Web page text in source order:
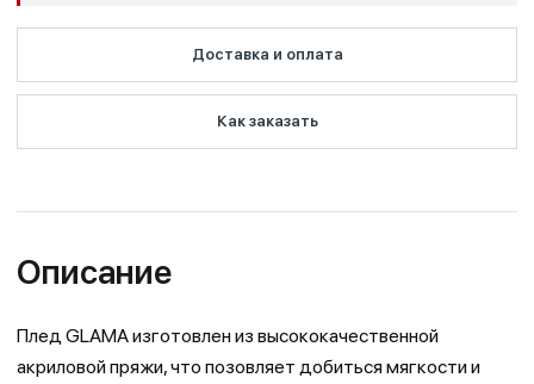
Доставка и оплата
Как заказать
Описание
Плед GLAMA изготовлен из высококачественной
акриловой пряжи, что позовляет добиться мягкости и